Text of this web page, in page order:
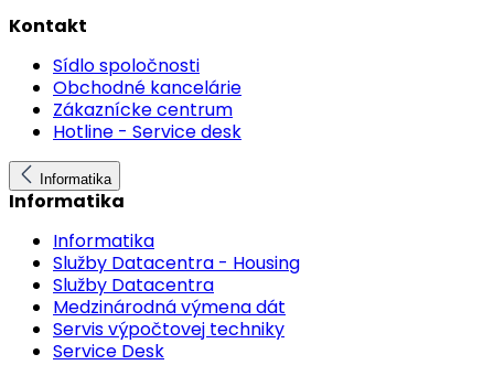
Kontakt
Sídlo spoločnosti
Obchodné kancelárie
Zákaznícke centrum
Hotline - Service desk
Informatika
Informatika
Informatika
Služby Datacentra - Housing
Služby Datacentra
Medzinárodná výmena dát
Servis výpočtovej techniky
Service Desk